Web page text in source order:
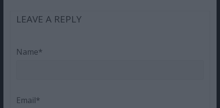
LEAVE A REPLY
Name*
Email*